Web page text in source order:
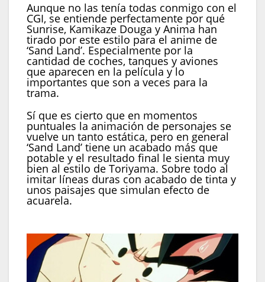
Aunque no las tenía todas conmigo con el
CGI, se entiende perfectamente por qué
Sunrise, Kamikaze Douga y Anima han
tirado por este estilo para el anime de
‘Sand Land’. Especialmente por la
cantidad de coches, tanques y aviones
que aparecen en la película y lo
importantes que son a veces para la
trama.
Sí que es cierto que en momentos
puntuales la animación de personajes se
vuelve un tanto estática, pero en general
‘Sand Land’ tiene un acabado más que
potable y el resultado final le sienta muy
bien al estilo de Toriyama. Sobre todo al
imitar líneas duras con acabado de tinta y
unos paisajes que simulan efecto de
acuarela.